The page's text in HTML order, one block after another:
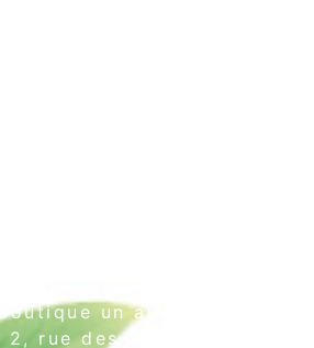
un air de thé
2, rue des Cordeliers